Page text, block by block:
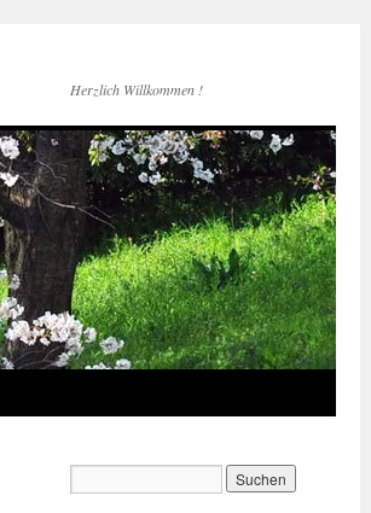
Herzlich Willkommen !